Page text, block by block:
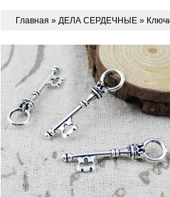
Главная » ДЕЛА СЕРДЕЧНЫЕ »